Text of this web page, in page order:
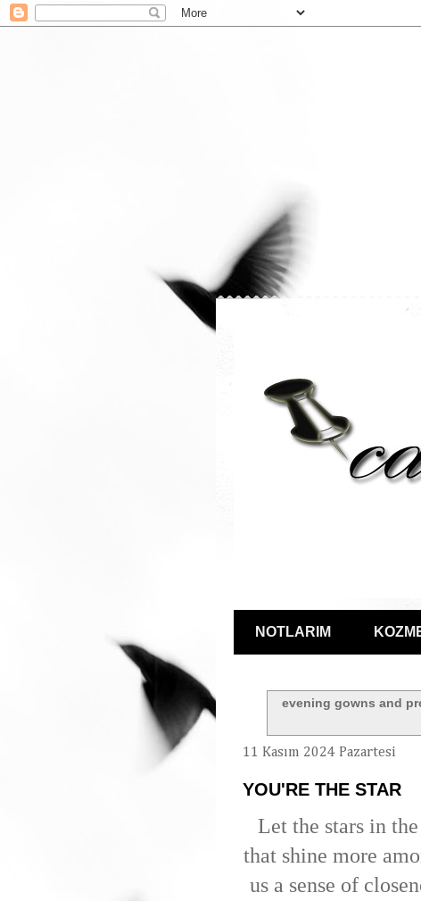
NOTLARIM
evening gowns and
11 Kasım 2024 Pazartesi
YOU'RE THE STAR
Let the stars in
that shine more
us a sense of